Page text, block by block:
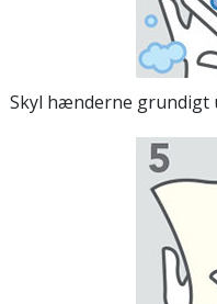
Skyl hænderne grundigt